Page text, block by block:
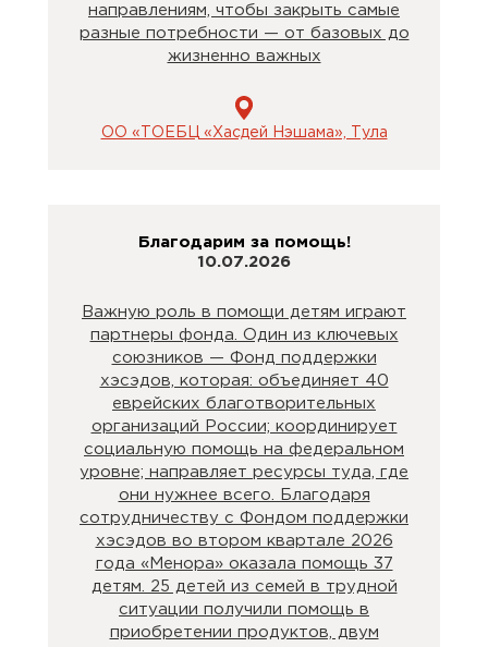
направлениям, чтобы закрыть самые
разные потребности — от базовых до
жизненно важных
ОО «ТОЕБЦ «Хасдей Нэшама», Тула
Благодарим за помощь!
10.07.2026
Важную роль в помощи детям играют
партнеры фонда. Один из ключевых
союзников — Фонд поддержки
хэсэдов, которая: объединяет 40
еврейских благотворительных
организаций России; координирует
социальную помощь на федеральном
уровне; направляет ресурсы туда, где
они нужнее всего. Благодаря
сотрудничеству с Фондом поддержки
хэсэдов во втором квартале 2026
года «Менора» оказала помощь 37
детям. 25 детей из семей в трудной
ситуации получили помощь в
приобретении продуктов, двум